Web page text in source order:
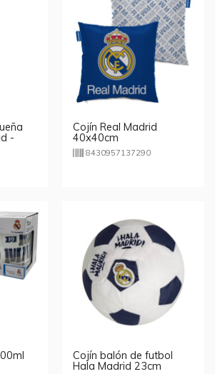
-
Cojín Real Madrid
40x40cm
8430957137290
Cojín balón de futbol
Hala Madrid 23cm